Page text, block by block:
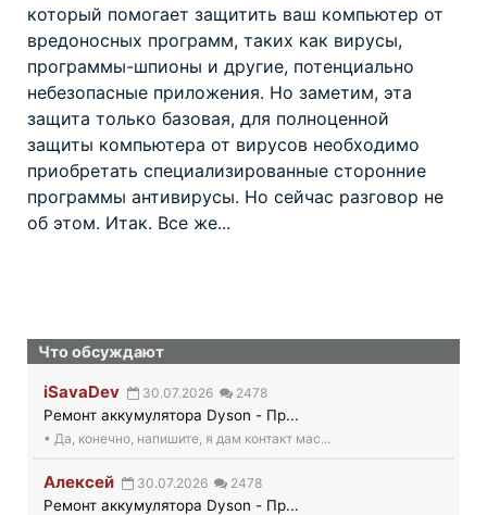
который помогает защитить ваш компьютер от
вредоносных программ, таких как вирусы,
программы-шпионы и другие, потенциально
небезопасные приложения. Но заметим, эта
защита только базовая, для полноценной
защиты компьютера от вирусов необходимо
приобретать специализированные сторонние
программы антивирусы. Но сейчас разговор не
об этом. Итак. Все же...
Что обсуждают
iSavaDev 30.07.2026 2478
Ремонт аккумулятора Dyson - Пр...
• Да, конечно, напишите, я дам контакт мас...
Алексей 30.07.2026 2478
Ремонт аккумулятора Dyson - Пр...